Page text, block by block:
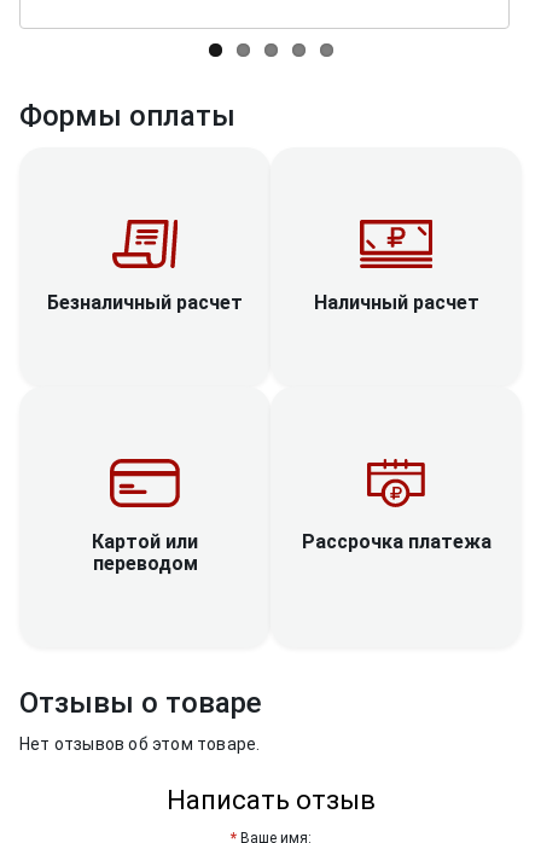
Формы оплаты
Безналичный расчет Наличный расчет
Картой или
переводом
Рассрочка платежа
Отзывы о товаре
Нет отзывов об этом товаре.
Написать отзыв
Ваше имя: